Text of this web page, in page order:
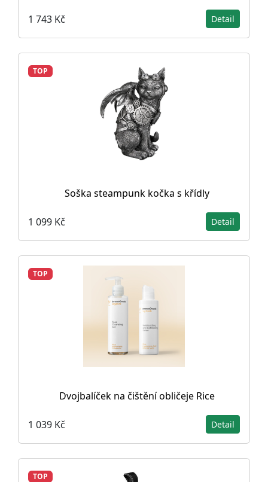
1 743 Kč Detail
TOP
Soška steampunk kočka s křídly
1 099 Kč Detail
TOP
Dvojbalíček na čištění obličeje Rice
1 039 Kč Detail
TOP